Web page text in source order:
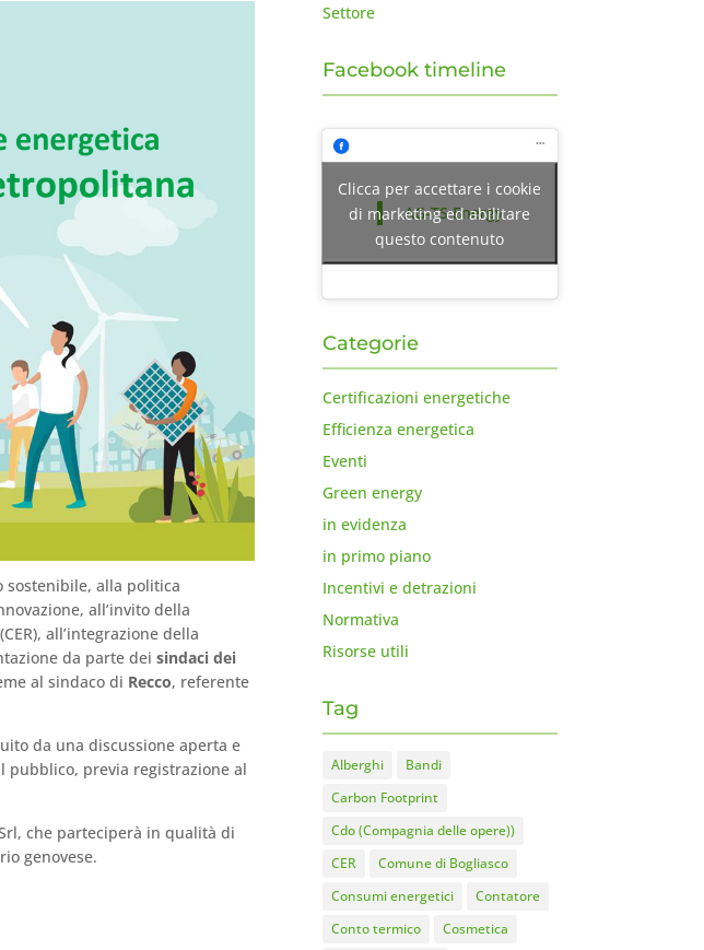
sostenibile, alla politica
all’invito della
all’integrazione della
da parte deisindaci dei
al sindaco di Recco, referente
da una discussione aperta e
pubblico, previa registrazione al
che parteciperà in qualità di
genovese.
Settore
Facebook timeline
AG-TS Energy
Clicca per accettare i cookie
di marketing ed abilitare
questo contenuto
Categorie
Certificazioni energetiche
Efficienza energetica
Eventi
Green energy
in evidenza
in primo piano
Incentivi e detrazioni
Normativa
Risorse utili
Tag
Alberghi
Bandi
Carbon Footprint
Cdo (Compagnia delle opere))
CER
Comune di Bogliasco
Consumi energetici
Contatore
Conto termico
Cosmetica